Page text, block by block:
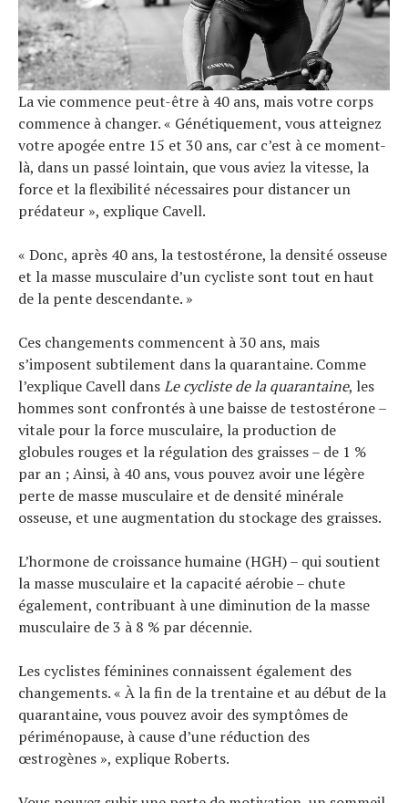
La vie commence peut-être à 40 ans, mais votre corps
commence à changer. « Génétiquement, vous atteignez
votre apogée entre 15 et 30 ans, car c’est à ce moment-
là, dans un passé lointain, que vous aviez la vitesse, la
force et la flexibilité nécessaires pour distancer un
prédateur », explique Cavell.
« Donc, après 40 ans, la testostérone, la densité osseuse
et la masse musculaire d’un cycliste sont tout en haut
de la pente descendante. »
Ces changements commencent à 30 ans, mais
s’imposent subtilement dans la quarantaine. Comme
l’explique Cavell dansLe cycliste de la quarantaine, les
hommes sont confrontés à une baisse de testostérone –
vitale pour la force musculaire, la production de
globules rouges et la régulation des graisses – de 1 %
par an ; Ainsi, à 40 ans, vous pouvez avoir une légère
perte de masse musculaire et de densité minérale
osseuse, et une augmentation du stockage des graisses.
L’hormone de croissance humaine (HGH) – qui soutient
la masse musculaire et la capacité aérobie – chute
également, contribuant à une diminution de la masse
musculaire de 3 à 8 % par décennie.
Les cyclistes féminines connaissent également des
changements. « À la fin de la trentaine et au début de la
quarantaine, vous pouvez avoir des symptômes de
périménopause, à cause d’une réduction des
œstrogènes », explique Roberts.